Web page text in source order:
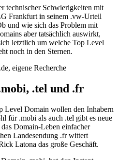
technischer Schwierigkeiten mit
Frankfurt in seinem .vw-Urteil
und wie sich das Problem mit
aber tatsächlich auswirkt,
letztlich um welche Top Level
noch in den Sternen.
eigene Recherche
.tel und .fr
Level Domain wollen den Inhabern
für .mobi als auch .tel gibt es neue
Domain-Leben einfacher
Landesendung .fr wittert
Latona das große Geschäft.